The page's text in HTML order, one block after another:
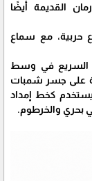
القديمة أيضًا
حربية، مع سماع
السريع في وسط
على جسر شمبات
كخط إمداد
بحري والخرطوم.